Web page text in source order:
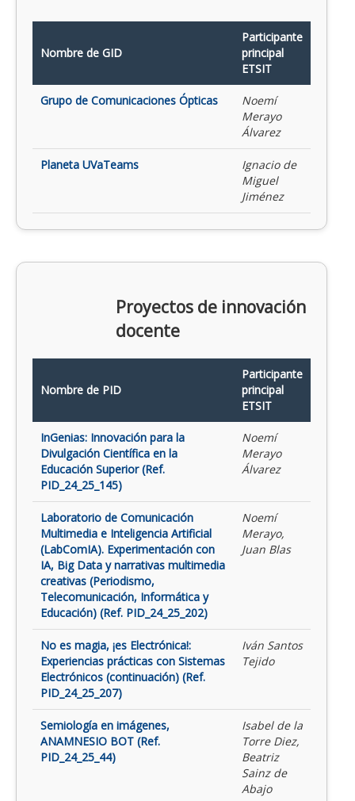
Nombre de GID
Participante
principal
ETSIT
Grupo de Comunicaciones Ópticas
Noemí
Merayo
Álvarez
Planeta UVaTeams
Ignacio de
Miguel
Jiménez
Proyectos de innovación
docente
Nombre de PID
Participante
principal
ETSIT
InGenias: Innovación para la
Divulgación Científica en la
Educación Superior (Ref.
PID_24_25_145)
Noemí
Merayo
Álvarez
Laboratorio de Comunicación
Multimedia e Inteligencia Artificial
(LabComIA). Experimentación con
IA, Big Data y narrativas multimedia
creativas (Periodismo,
Telecomunicación, Informática y
Educación) (Ref. PID_24_25_202)
Noemí
Merayo,
Juan Blas
No es magia, ¡es Electrónica!:
Experiencias prácticas con Sistemas
Electrónicos (continuación) (Ref.
PID_24_25_207)
Iván Santos
Tejido
Semiología en imágenes,
ANAMNESIO BOT (Ref.
PID_24_25_44)
Isabel de la
Torre Diez,
Beatriz
Sainz de
Abajo